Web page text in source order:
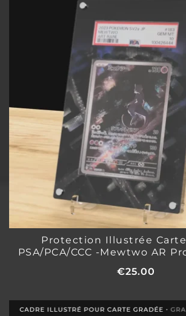
Protection Illustrée Carte
PSA/PCA/CCC -Mewtwo AR
€25.00